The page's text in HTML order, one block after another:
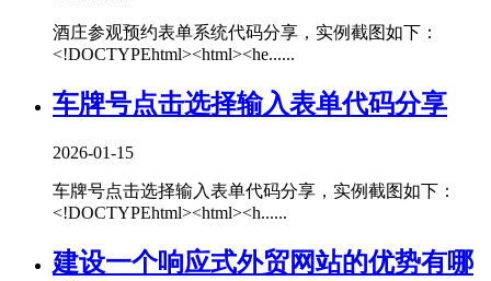
酒庄参观预约表单系统代码分享，实例截图如下：
<!DOCTYPEhtml><html><he......
车牌号点击选择输入表单代码分享
2026-01-15
车牌号点击选择输入表单代码分享，实例截图如下：
<!DOCTYPEhtml><html><h......
建设一个响应式外贸网站的优势有哪